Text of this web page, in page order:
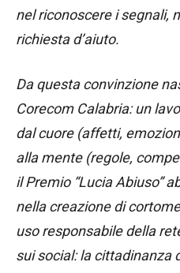
nel riconoscere i segnali,
richiesta d’aiuto.
Da questa convinzione
Corecom Calabria: un
dal cuore (affetti,
alla mente (regole,
il Premio “Lucia Abiuso”
nella creazione di
uso responsabile della
sui social: la cittadinanza